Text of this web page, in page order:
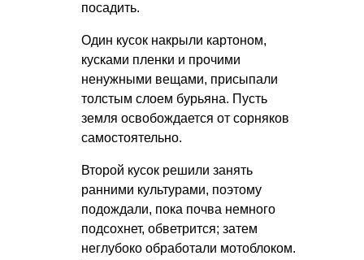
посадить.
Один кусок накрыли картоном,
кусками пленки и прочими
ненужными вещами, присыпали
толстым слоем бурьяна. Пусть
земля освобождается от сорняков
самостоятельно.
Второй кусок решили занять
ранними культурами, поэтому
подождали, пока почва немного
подсохнет, обветрится; затем
неглубоко обработали мотоблоком.